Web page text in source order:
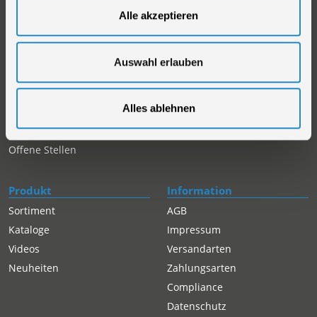
Alle akzeptieren
Auswahl erlauben
Alles ablehnen
Über uns
Servicepartner-International
Autorisierter Internetpartner
Karriere
Offene Stellen
Ersatzteil Online-Shop
Reparaturauftrag/Reklamation
Produkt
Sortiment
Kataloge
Videos
Neuheiten
Information
AGB
Impressum
Versandarten
Zahlungsarten
Compliance
Datenschutz